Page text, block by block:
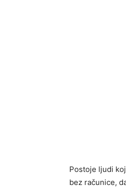
Postoje ljudi
bez računice,